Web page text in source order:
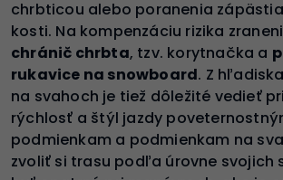
chrbticou alebo poranenia
kosti. Na kompenzáciu rizika
chránič chrbta, tzv. korytnačka a
rukavice na snowboard. Z
na svahoch je tiež dôležité vedieť
rýchlosť a štýl jazdy
podmienkam a podmienkam na
zvoliť si trasu podľa úrovne svojich